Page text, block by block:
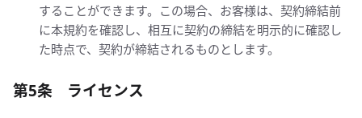
することができます。この場合、お客様は、契約締結前
に本規約を確認し、相互に契約の締結を明示的に確認し
た時点で、契約が締結されるものとします。
第5条 ライセンス